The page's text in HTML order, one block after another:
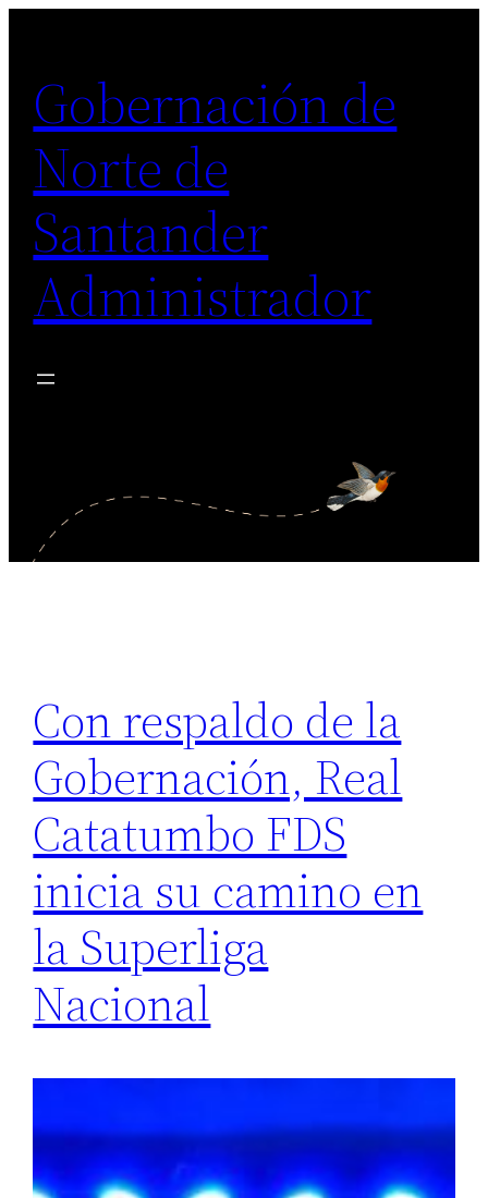
contenido
Gobernación de
Norte de
Santander
Administrador
Con respaldo de la
Gobernación, Real
Catatumbo FDS
inicia su camino en
la Superliga
Nacional